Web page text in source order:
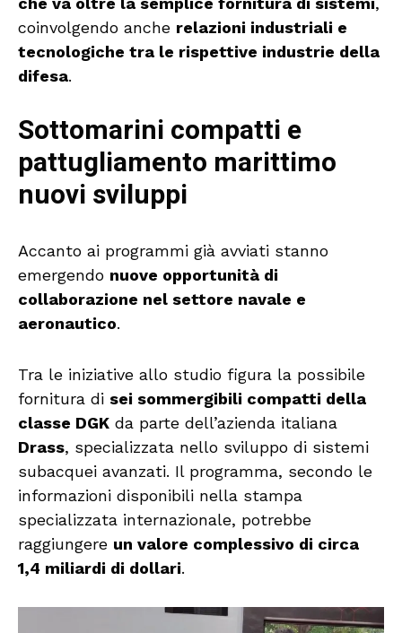
coinvolgendo anche relazioni industriali e
tecnologiche tra le rispettive industrie della
difesa.
Sottomarini compatti e
pattugliamento marittimo
nuovi sviluppi
Accanto ai programmi già avviati stanno
emergendo nuove opportunità di
collaborazione nel settore navale e
aeronautico.
Tra le iniziative allo studio figura la possibile
fornitura di sei sommergibili compatti della
classe DGK da parte dell’azienda italiana
Drass, specializzata nello sviluppo di sistemi
subacquei avanzati. Il programma, secondo le
informazioni disponibili nella stampa
specializzata internazionale, potrebbe
raggiungere un valore complessivo di circa
1,4 miliardi di dollari.